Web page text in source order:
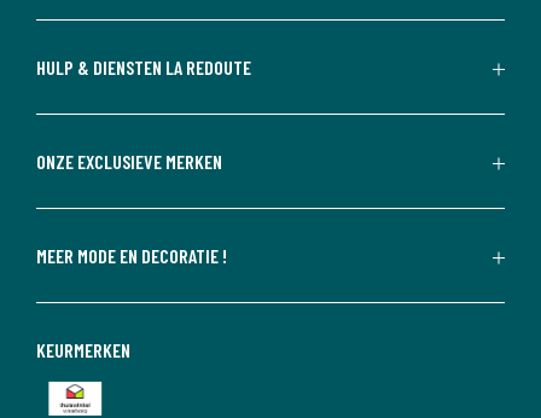
HULP & DIENSTEN LA REDOUTE
ONZE EXCLUSIEVE MERKEN
MEER MODE EN DECORATIE !
KEURMERKEN